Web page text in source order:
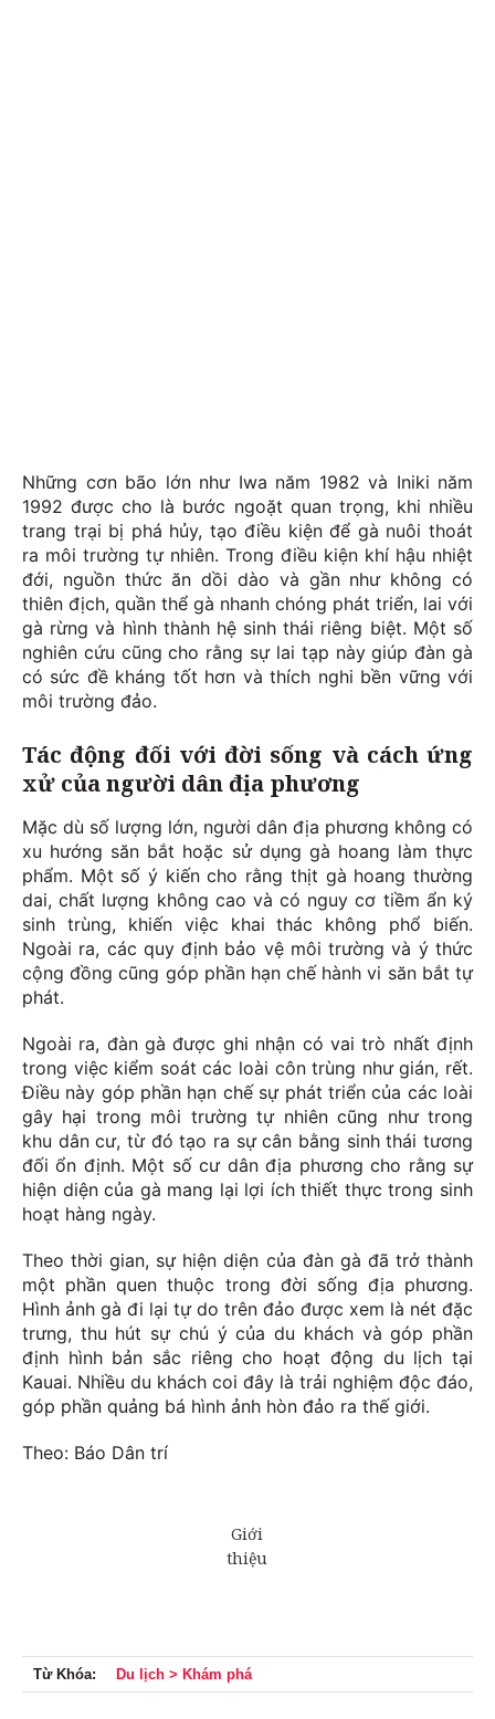
Những cơn bão lớn như Iwa năm 1982 và Iniki năm
1992 được cho là bước ngoặt quan trọng, khi nhiều
trang trại bị phá hủy, tạo điều kiện để gà nuôi thoát
ra môi trường tự nhiên. Trong điều kiện khí hậu nhiệt
đới, nguồn thức ăn dồi dào và gần như không có
thiên địch, quần thể gà nhanh chóng phát triển, lai với
gà rừng và hình thành hệ sinh thái riêng biệt. Một số
nghiên cứu cũng cho rằng sự lai tạp này giúp đàn gà
có sức đề kháng tốt hơn và thích nghi bền vững với
môi trường đảo.
Tác động đối với đời sống và cách ứng
xử của người dân địa phương
Mặc dù số lượng lớn, người dân địa phương không có
xu hướng săn bắt hoặc sử dụng gà hoang làm thực
phẩm. Một số ý kiến cho rằng thịt gà hoang thường
dai, chất lượng không cao và có nguy cơ tiềm ẩn ký
sinh trùng, khiến việc khai thác không phổ biến.
Ngoài ra, các quy định bảo vệ môi trường và ý thức
cộng đồng cũng góp phần hạn chế hành vi săn bắt tự
phát.
Ngoài ra, đàn gà được ghi nhận có vai trò nhất định
trong việc kiểm soát các loài côn trùng như gián, rết.
Điều này góp phần hạn chế sự phát triển của các loài
gây hại trong môi trường tự nhiên cũng như trong
khu dân cư, từ đó tạo ra sự cân bằng sinh thái tương
đối ổn định. Một số cư dân địa phương cho rằng sự
hiện diện của gà mang lại lợi ích thiết thực trong sinh
hoạt hàng ngày.
Theo thời gian, sự hiện diện của đàn gà đã trở thành
một phần quen thuộc trong đời sống địa phương.
Hình ảnh gà đi lại tự do trên đảo được xem là nét đặc
trưng, thu hút sự chú ý của du khách và góp phần
định hình bản sắc riêng cho hoạt động du lịch tại
Kauai. Nhiều du khách coi đây là trải nghiệm độc đáo,
góp phần quảng bá hình ảnh hòn đảo ra thế giới.
Theo: Báo Dân trí
Từ Khóa: Du lịch > Khám phá